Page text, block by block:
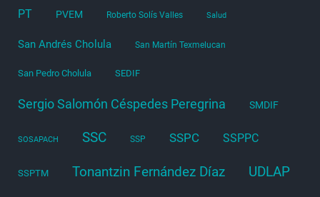
PT PVEM Roberto Solís Valles Salud
San Andrés Cholula San Martín Texmelucan
San Pedro Cholula SEDIF
Sergio Salomón Céspedes Peregrina SMDIF
SOSAPACH SSC SSP SSPC SSPPC
SSPTM Tonantzin Fernández Díaz UDLAP